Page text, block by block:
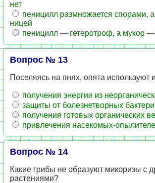
нет
пе­ни­цилл раз­мно­жа­ет­ся спо­ра­ми,
ни­цей
пе­ни­цилл — ге­те­ро­троф, а мукор
Вопрос № 13
По­се­ля­ясь на пнях, опята ис­поль­зу­ют
по­лу­че­ния энер­гии из
за­щи­ты от бо­лез­не­твор­ных
по­лу­че­ния го­то­вых ор­га­ни­че­ских
при­вле­че­ния на­се­ко­мых-
Вопрос № 14
Какие грибы не об­ра­зу­ют ми­ко­ри­зы с
рас­те­ни­я­ми?